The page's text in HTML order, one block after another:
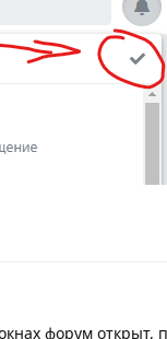
форум открыт,